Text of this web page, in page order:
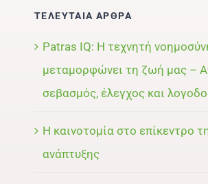
ΤΕΛΕΥΤΑΙΑ ΑΡΘΡΑ
Patras IQ: Η τεχνητή
μεταμορφώνει τη ζωή μας –
σεβασμός, έλεγχος και
Η καινοτομία στο επίκεντρο
ανάπτυξης